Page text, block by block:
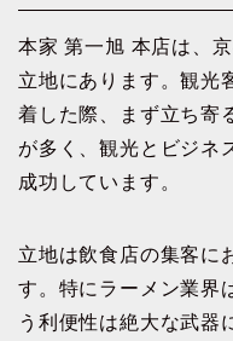
本家 第一旭 本店は、
立地にあります。観光
着した際、まず立ち寄
が多く、観光とビジネ
成功しています。
立地は飲食店の集客に
す。特にラーメン業界
う利便性は絶大な武器